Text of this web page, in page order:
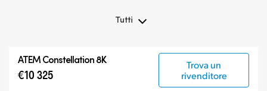
Tutti
ATEM Advanced Panels
ATEM Constellation 8K
€10 325
Trova un
rivenditore